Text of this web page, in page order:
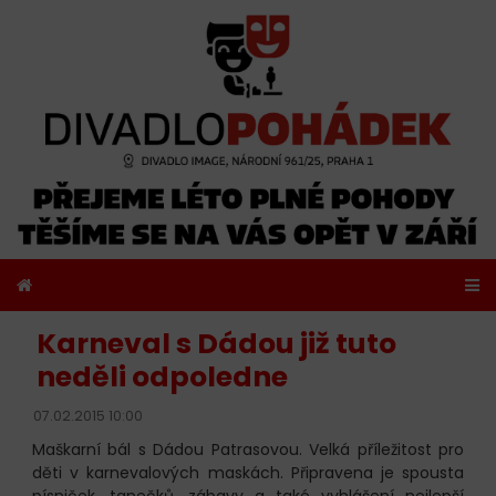
Karneval s Dádou již tuto
neděli odpoledne
07.02.2015 10:00
Maškarní bál s Dádou Patrasovou. Velká příležitost pro
děti v karnevalových maskách. Připravena je spousta